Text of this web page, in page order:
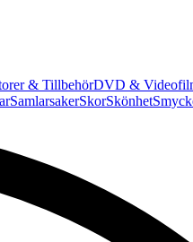
& TillbehörDVD &
SamlarsakerSkorSkönhet